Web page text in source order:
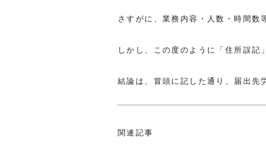
さすがに、業務内容・人数・時間数
しかし、この度のように「住所誤記
結論は、冒頭に記した通り、届出先
関連記事